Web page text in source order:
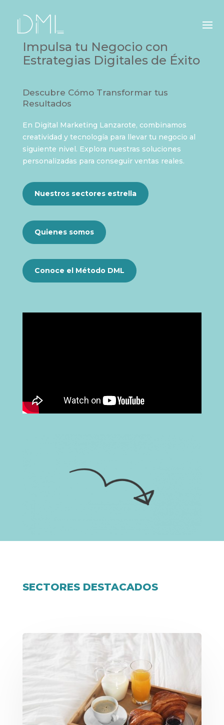
Impulsa tu Negocio con
Estrategias Digitales de Éxito
Descubre Cómo Transformar tus
Resultados
En Digital Marketing Lanzarote, combinamos
creatividad y tecnología para llevar tu negocio al
siguiente nivel. Explora nuestras soluciones
personalizadas para conseguir ventas reales.
Nuestros sectores estrella
Quienes somos
Conoce el Método DML
SECTORES DESTACADOS